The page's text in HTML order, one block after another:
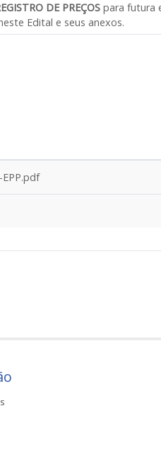
DE PREÇOS para futura
Edital e seus anexos.